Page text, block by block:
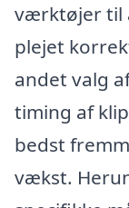
værktøjer til
plejet
andet valg
timing af
bedst
vækst.